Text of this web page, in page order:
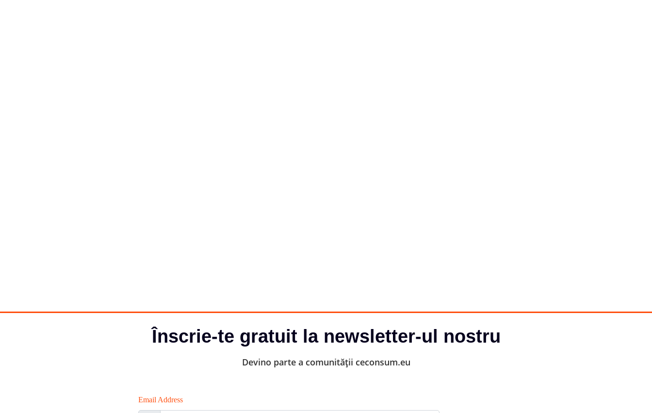
Înscrie-te gratuit la newsletter-ul nostru
Devino parte a comunității ceconsum.eu
Email Address